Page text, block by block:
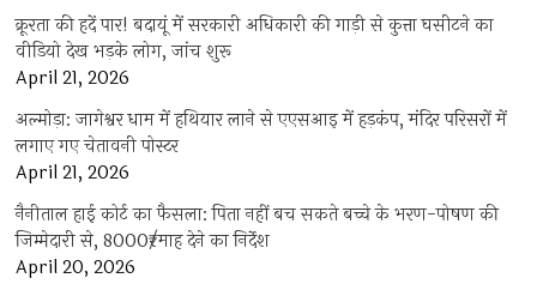
क्रूरता की हदें पार! बदायूं में सरकारी अधिकारी की गाड़ी से कुत्ता घसीटने का
वीडियो देख भड़के लोग, जांच शुरू
April 21, 2026
अल्मोड़ा: जागेश्वर धाम में हथियार लाने से एएसआइ में हड़कंप, मंदिर परिसरों में
लगाए गए चेतावनी पोस्टर
April 21, 2026
नैनीताल हाई कोर्ट का फैसला: पिता नहीं बच सकते बच्चे के भरण-पोषण की
जिम्मेदारी से, 8000₹/माह देने का निर्देश
April 20, 2026